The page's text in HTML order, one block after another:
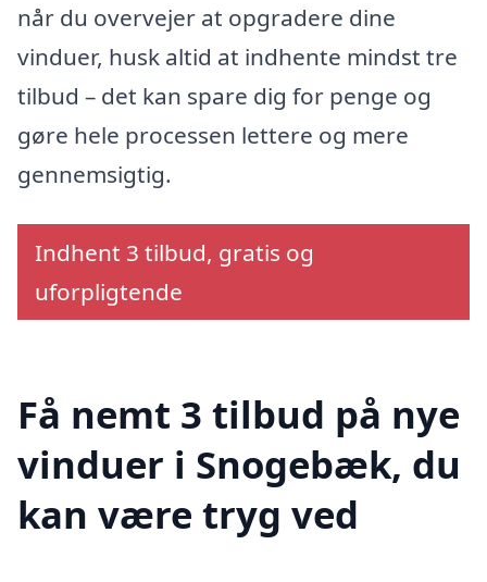
når du overvejer at opgradere dine
vinduer, husk altid at indhente mindst tre
tilbud – det kan spare dig for penge og
gøre hele processen lettere og mere
gennemsigtig.
Indhent 3 tilbud, gratis og
uforpligtende
Få nemt 3 tilbud på nye
vinduer i Snogebæk, du
kan være tryg ved